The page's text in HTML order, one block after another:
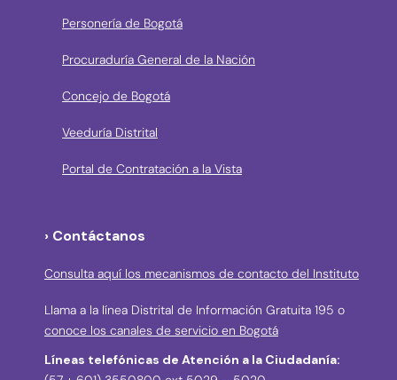
Personería de Bogotá
Procuraduría General de la Nación
Concejo de Bogotá
Veeduría Distrital
Portal de Contratación a la Vista
› Contáctanos
Consulta aquí los mecanismos de contacto del Instituto
Llama a la línea Distrital de Información Gratuita 195 o
conoce los canales de servicio en Bogotá
Líneas telefónicas de Atención a la Ciudadanía: